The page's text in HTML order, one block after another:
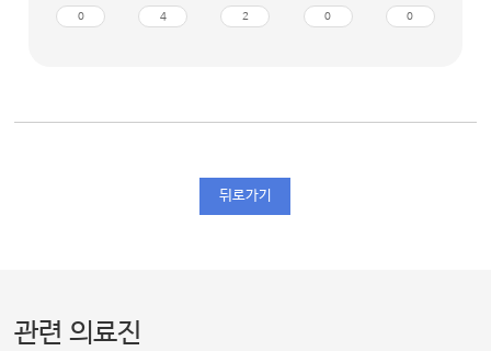
0 4 2 0 0
뒤로가기
관련 의료진